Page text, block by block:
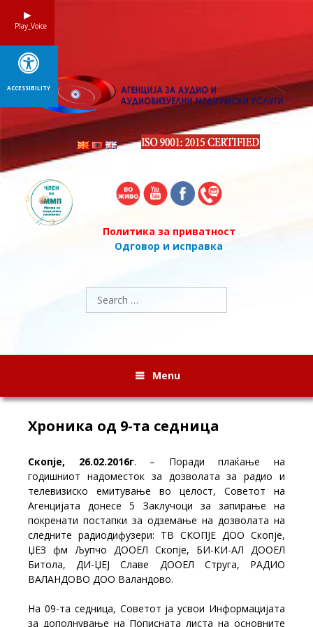
Политика за приватност
Одговор и исправка
Search
for:
Menu
Хроника од 9-та седница
Скопје, 26.02.2016г. – Поради плаќање на
годишниот надоместок за дозволата за радио и
телевизиско емитување во целост, Советот на
Агенцијата донесе 5 Заклучоци за запирање на
покренати постапки за одземање на дозволата на
следните радиодифузери: ТВ СКОПЈЕ ДОО Скопје,
ЏЕЗ фм Љупчо ДООЕЛ Скопје, БИ-КИ-АЛ ДООЕЛ
Битола, ДИ-ЏЕЈ Славе ДООЕЛ Струга, РАДИО
ВАЛАНДОВО ДОО Валандово.
На 09-та седница, Советот ја усвои Информацијата
за дополнување на Пописната листа на основните
Play_Voice
ACCESSIBILITY